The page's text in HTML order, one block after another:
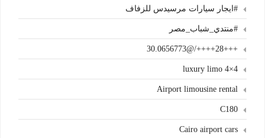
#ايجار سيارات مرسيدس للزفاف
#منتدي_شباب_مصر
+++28++++/@30.0656773
4×4 luxury limo
Airport limousine rental
C180
Cairo airport cars